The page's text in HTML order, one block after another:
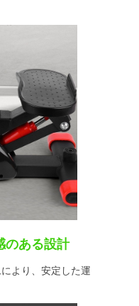
のある設計
より、安定した運